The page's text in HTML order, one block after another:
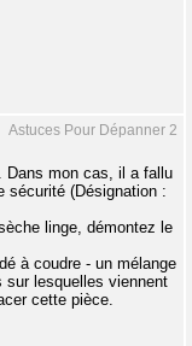
Astuces Pour Dépanner 2
Dans mon cas, il a fallu
sécurité (Désignation :
linge, démontez le
à coudre - un mélange
sur lesquelles viennent
cette pièce.